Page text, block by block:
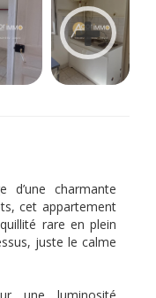
charmante
cet appartement
rare en plein
juste le calme